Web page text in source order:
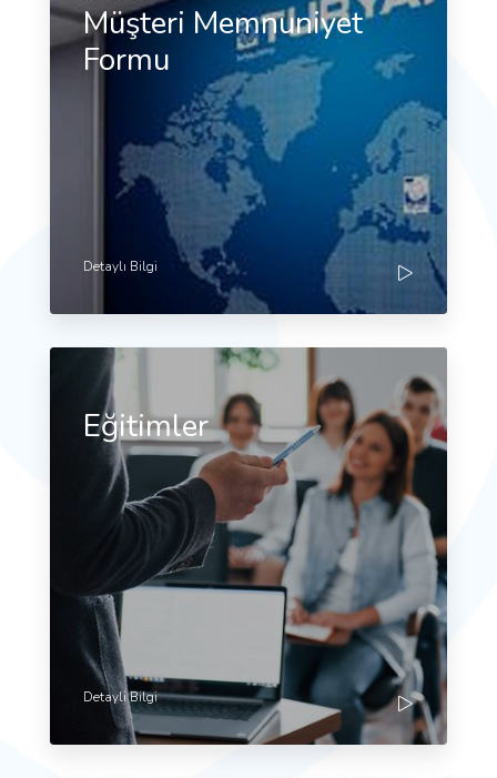
Müşteri Memnuniyet
Formu
Detaylı Bilgi
Eğitimler
Detayli Bilgi